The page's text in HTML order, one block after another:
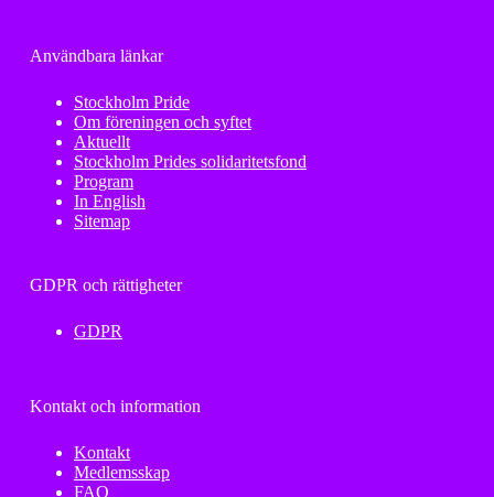
Användbara länkar
Stockholm Pride
Om föreningen och syftet
Aktuellt
Stockholm Prides solidaritetsfond
Program
In English
Sitemap
GDPR och rättigheter
GDPR
Kontakt och information
Kontakt
Medlemsskap
FAQ